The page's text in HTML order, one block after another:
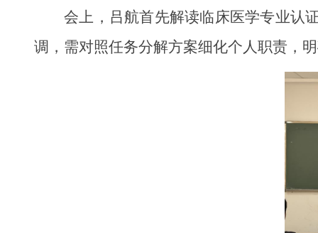
会上，吕航首先解读临床医学专业认
调，需对照任务分解方案细化个人职责，